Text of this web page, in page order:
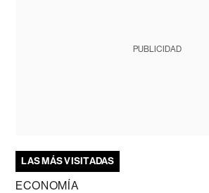
PUBLICIDAD
LAS MÁS VISITADAS
ECONOMÍA